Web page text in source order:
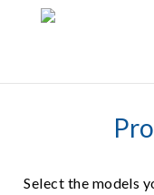
Select the models